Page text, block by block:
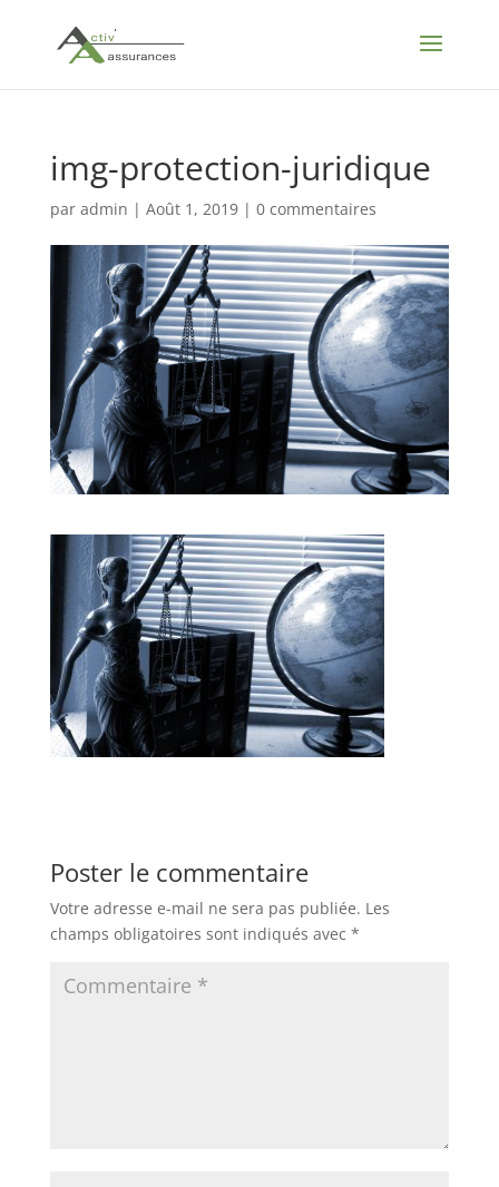
img-protection-juridique
par admin | Août 1, 2019| 0 commentaires
Poster le commentaire
Votre adresse e-mail ne sera pas publiée. Les
champs obligatoires sont indiqués avec *